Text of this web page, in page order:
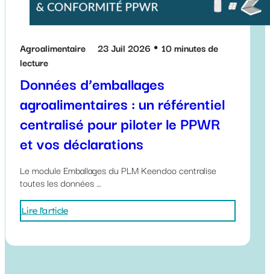
Agroalimentaire 23 Juil 2026
10 minutes de
lecture
Données d’emballages
agroalimentaires : un référentiel
centralisé pour piloter le PPWR
et vos déclarations
Le module Emballages du PLM Keendoo centralise
toutes les données …
Lire l’article